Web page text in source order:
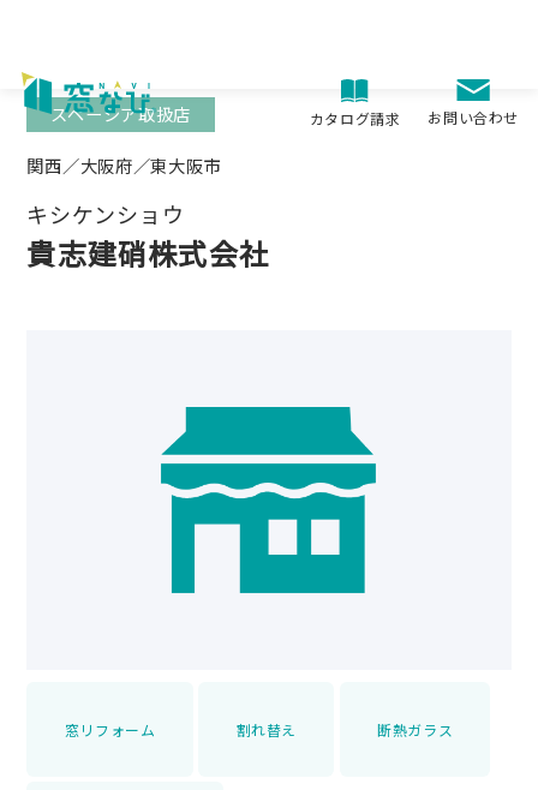
content
カタログ請求 お問い合わせ
関西／大阪府／東大阪市
キシケンショウ
貴志建硝株式会社
スペーシア取扱店
窓リフォーム 割れ替え 断熱ガラス